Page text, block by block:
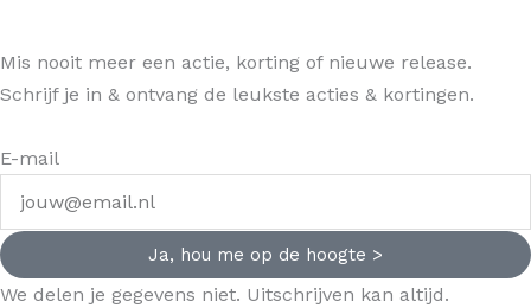
Mis nooit meer een actie, korting of nieuwe release.
Schrijf je in & ontvang de leukste acties & kortingen.
E-mail
Ja, hou me op de hoogte >
We delen je gegevens niet. Uitschrijven kan altijd.